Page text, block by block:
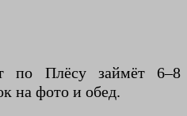
по Плёсу займёт 6–8
на фото и обед.